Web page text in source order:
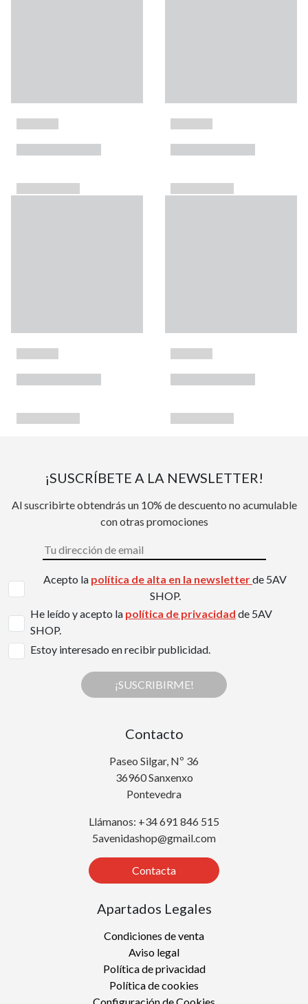
¡SUSCRÍBETE A LA NEWSLETTER!
Al suscribirte obtendrás un 10% de descuento no acumulable
con otras promociones
Acepto la política de alta en la newsletterde 5AV
SHOP.
He leído y acepto la política de privacidad de 5AV
SHOP.
Estoy interesado en recibir publicidad.
¡SUSCRIBIRME!
Contacto
Paseo Silgar, Nº 36
36960 Sanxenxo
Pontevedra
Llámanos: +34 691 846 515
5avenidashop@gmail.com
Contacta
Apartados Legales
Condiciones de venta
Aviso legal
Política de privacidad
Política de cookies
Configuración de Cookies